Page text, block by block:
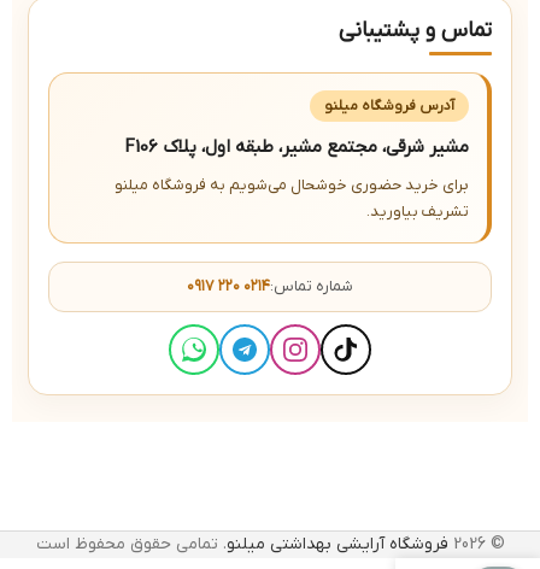
تماس و پشتیبانی
آدرس فروشگاه میلنو
مشیر شرقی، مجتمع مشیر، طبقه اول، پلاک F106
برای خرید حضوری خوشحال می‌شویم به فروشگاه میلنو
تشریف بیاورید.
شماره تماس:۰۹۱۷ ۲۲۰ ۰۲۱۴
© 2026 فروشگاه آرایشی بهداشتی میلنو. تمامی حقوق محفوظ است